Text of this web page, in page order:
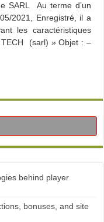
SARL Au terme d’un
2021, Enregistré, il a
les caractéristiques
TECH (sarl) » Objet : –
behind player
bonuses, and site